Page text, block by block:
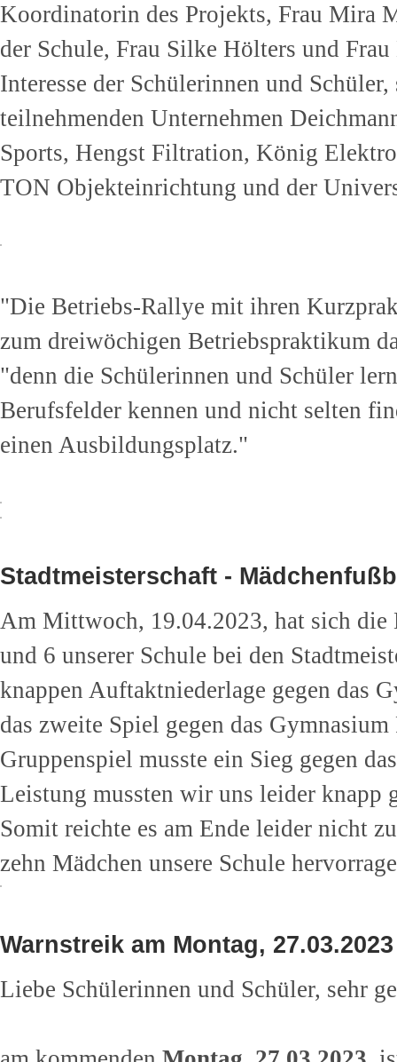
Koordinatorin des Projekts, Frau Mira
der Schule, Frau Silke Hölters und
Interesse der Schülerinnen und
teilnehmenden Unternehmen
Sports, Hengst Filtration, König
TON Objekteinrichtung und der
"Die Betriebs-Rallye mit ihren
zum dreiwöchigen Betriebspraktikum
"denn die Schülerinnen und Schüler
Berufsfelder kennen und nicht selten
einen Ausbildungsplatz."
Stadtmeisterschaft -
Am Mittwoch, 19.04.2023, hat sich die
und 6 unserer Schule bei den
knappen Auftaktniederlage gegen das
das zweite Spiel gegen das
Gruppenspiel musste ein Sieg gegen
Leistung mussten wir uns leider knapp
Somit reichte es am Ende leider nicht
zehn Mädchen unsere Schule
Warnstreik am Montag, 27.03.2023
Liebe Schülerinnen und Schüler, sehr